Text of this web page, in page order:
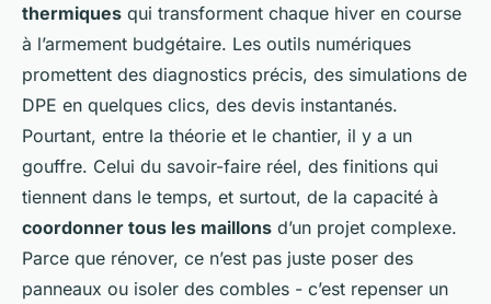
thermiques qui transforment chaque hiver en course
à l’armement budgétaire. Les outils numériques
promettent des diagnostics précis, des simulations de
DPE en quelques clics, des devis instantanés.
Pourtant, entre la théorie et le chantier, il y a un
gouffre. Celui du savoir-faire réel, des finitions qui
tiennent dans le temps, et surtout, de la capacité à
coordonner tous les maillons d’un projet complexe.
Parce que rénover, ce n’est pas juste poser des
panneaux ou isoler des combles - c’est repenser un